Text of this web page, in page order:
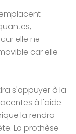
elle ne
car elle
s'appuyer à la
à l'aide
la rendra
La prothèse